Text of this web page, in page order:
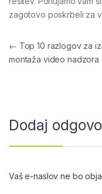
zagotovo poskrbeli za
Navigacija
← Top 10 razlogov za
montaža video nadzora
Dodaj
Vaš e-naslov ne bo